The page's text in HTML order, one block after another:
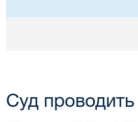
Суд проводить